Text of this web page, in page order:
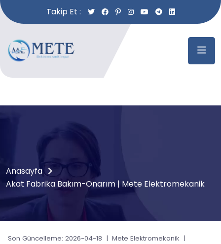
Takip Et :
Anasayfa
Akat Fabrika Bakım-Onarım | Mete Elektromekanik
Son Güncelleme: 2026-04-18 | Mete Elektromekanik |